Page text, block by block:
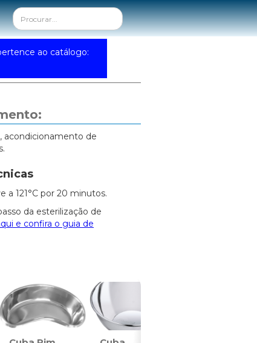
ao catálogo:
acondicionamento de
a 121°C por 20 minutos.
da esterilização de
e confira o guia de